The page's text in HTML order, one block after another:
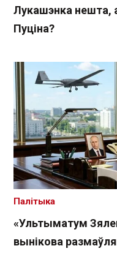
Лукашэнка нешта,
Пуціна?
«Ультыматум
вынікова
Палітыка